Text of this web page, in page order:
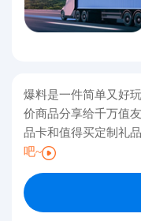
爆料是一件简单又好
价商品分享给千万值
品卡和值得买定制礼
吧~